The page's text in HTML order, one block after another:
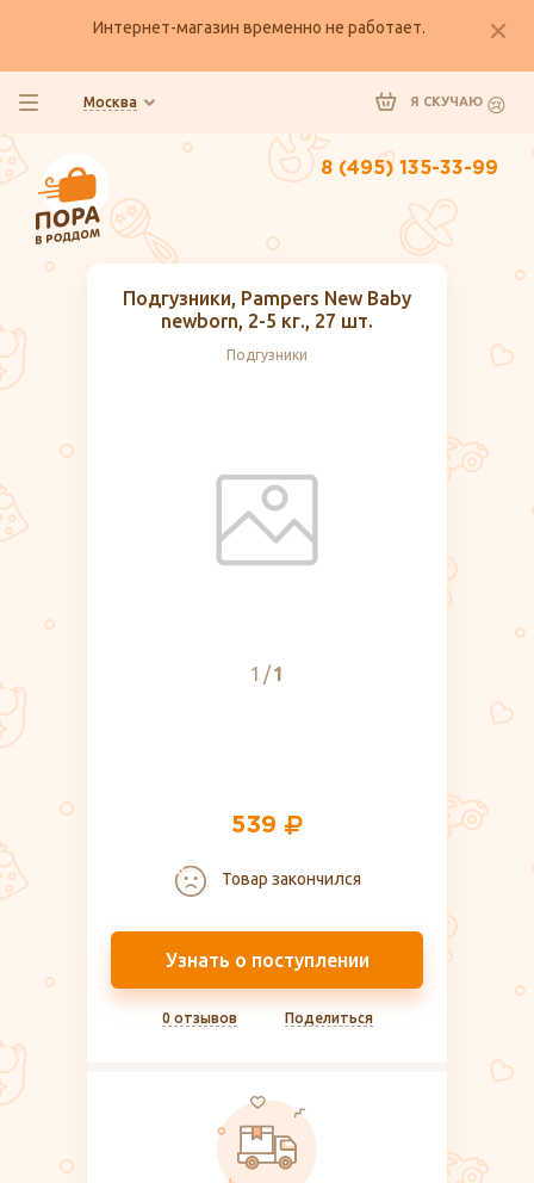
Интернет-магазин временно не работает.
Москва Я СКУЧАЮ
8 (495) 135-33-99
Подгузники, Pampers New Baby
newborn, 2-5 кг., 27 шт.
Подгузники
1 1
539
Товар закончился
Узнать о поступлении
0 отзывов Поделиться